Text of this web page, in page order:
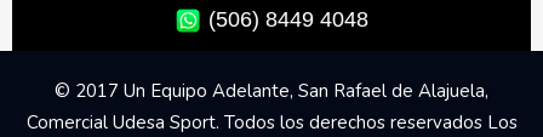
(506) 8449 4048
© 2017 Un Equipo Adelante, San Rafael de Alajuela,
Comercial Udesa Sport. Todos los derechos reservados Los